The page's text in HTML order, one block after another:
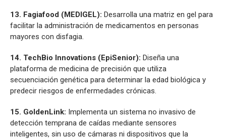
13. Fagiafood (MEDIGEL): Desarrolla una matriz en gel para
facilitar la administración de medicamentos en personas
mayores con disfagia.
14. TechBio Innovations (EpiSenior): Diseña una
plataforma de medicina de precisión que utiliza
secuenciación genética para determinar la edad biológica y
predecir riesgos de enfermedades crónicas.
15. GoldenLink: Implementa un sistema no invasivo de
detección temprana de caídas mediante sensores
inteligentes, sin uso de cámaras ni dispositivos que la